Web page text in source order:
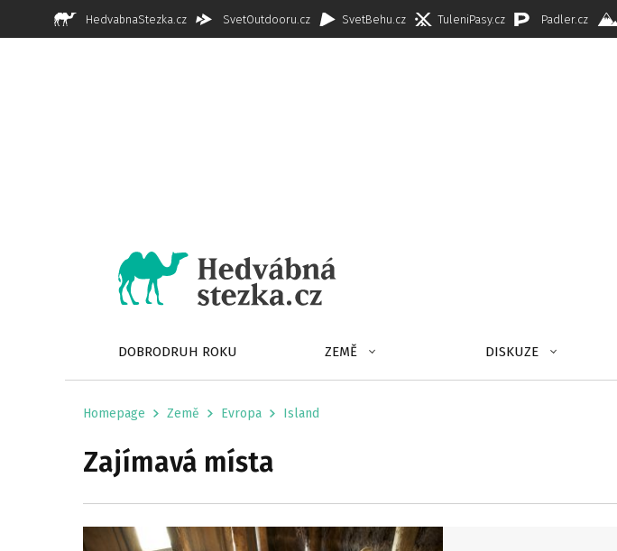
HedvabnaStezka.cz SvetOutdooru.cz SvetBehu.cz TuleniPasy.cz Padler.cz
DOBRODRUH ROKU ZEMĚ DISKUZE
Homepage Země Evropa Island
Zajímavá místa